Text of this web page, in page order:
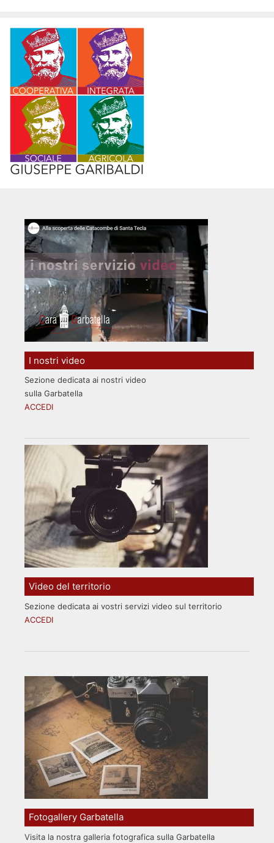
I nostri video
Sezione dedicata ai nostri video
sulla Garbatella
ACCEDI
Video del territorio
Sezione dedicata ai vostri servizi video sul territorio
ACCEDI
Fotogallery Garbatella
Visita la nostra galleria fotografica sulla Garbatella